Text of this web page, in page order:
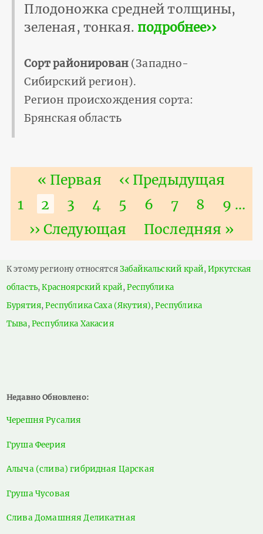
Плодоножка средней толщины,
зеленая, тонкая. подробнее››
Сорт районирован(Западно-
Сибирский регион).
Регион происхождения сорта:
Брянская область
Нумерация
страниц
Первая
страница
« Первая
Предыдущая
страница
‹‹ Предыдущая
Страница
1
Текущая
страница
2 Страница
3 Страница
4 Страница
5 Страница
6 Страница
7 8 9 …
Следующая
›› Следующая
Последняя
Последняя »
К этому региону относятся Забайкальский край,Иркутская
область,Красноярский край,Республика
Бурятия,Республика Саха (Якутия),Республика
Тыва,Республика Хакасия
Недавно Обновлено:
Черешня Русалия
Груша Феерия
Алыча (слива) гибридная Царская
Груша Чусовая
Слива Домашняя Деликатная